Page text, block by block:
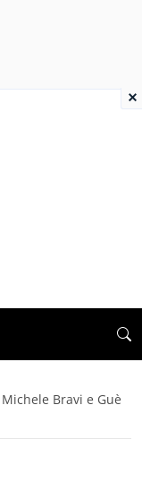
Bravi e Guè
×